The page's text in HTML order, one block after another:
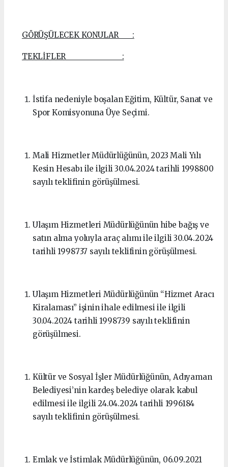
GÖRÜŞÜLECEK KONULAR :
TEKLİFLER :
İstifa nedeniyle boşalan Eğitim, Kültür, Sanat ve
Spor Komisyonuna Üye Seçimi.
Mali Hizmetler Müdürlüğünün, 2023 Mali Yılı
Kesin Hesabı ile ilgili 30.04.2024 tarihli 1998800
sayılı teklifinin görüşülmesi.
Ulaşım Hizmetleri Müdürlüğünün hibe bağış ve
satın alma yoluyla araç alımı ile ilgili 30.04.2024
tarihli 1998737 sayılı teklifinin görüşülmesi.
Ulaşım Hizmetleri Müdürlüğünün “Hizmet Aracı
Kiralaması” işinin ihale edilmesi ile ilgili
30.04.2024 tarihli 1998739 sayılı teklifinin
görüşülmesi.
Kültür ve Sosyal İşler Müdürlüğünün, Adıyaman
Belediyesi’nin kardeş belediye olarak kabul
edilmesi ile ilgili 24.04.2024 tarihli 1996184
sayılı teklifinin görüşülmesi.
Emlak ve İstimlak Müdürlüğünün, 06.09.2021